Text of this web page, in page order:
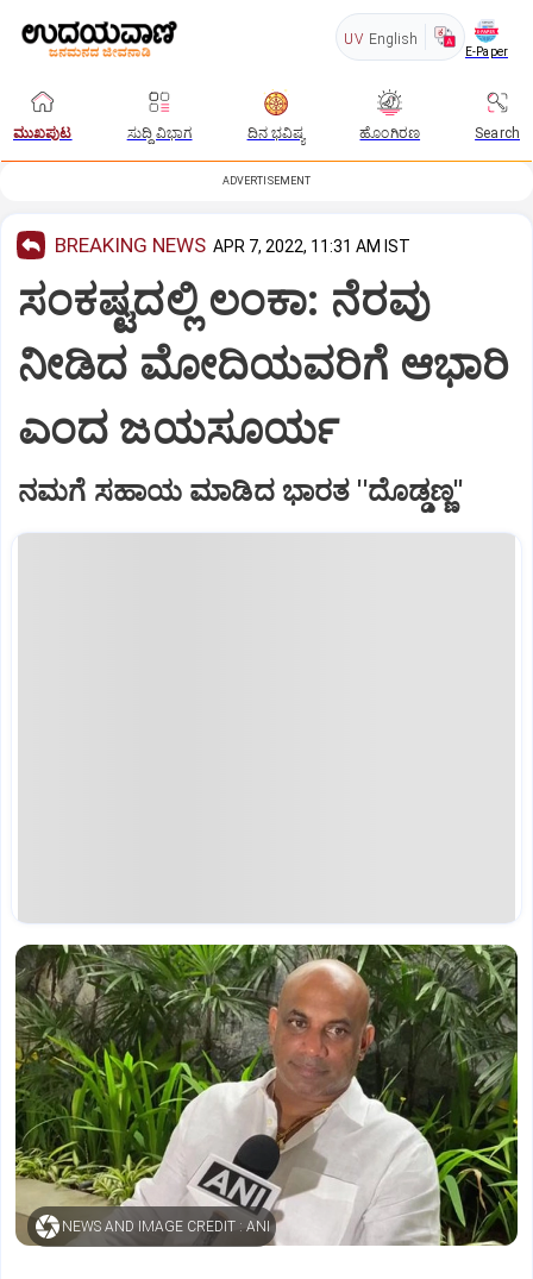
UV English
E-Paper
ಮುಖಪುಟ ಸುದ್ದಿ ವಿಭಾಗ ದಿನ ಭವಿಷ್ಯ ಹೊಂಗಿರಣ Search
ADVERTISEMENT
BREAKING NEWS APR 7, 2022, 11:31 AM IST
ಸಂಕಷ್ಟದಲ್ಲಿ ಲಂಕಾ: ನೆರವು
ನೀಡಿದ ಮೋದಿಯವರಿಗೆ ಆಭಾರಿ
ಎಂದ ಜಯಸೂರ್ಯ
ನಮಗೆ ಸಹಾಯ ಮಾಡಿದ ಭಾರತ ''ದೊಡ್ಡಣ್ಣ''
NEWS AND IMAGE CREDIT : ANI